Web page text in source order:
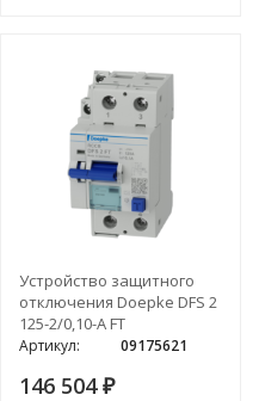
Устройство защитного
отключения Doepke DFS 2
125-2/0,10-A FT
Артикул: 09175621
146 504 ₽